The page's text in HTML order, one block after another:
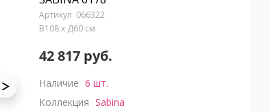
066322
В108 x Д60 см
42 817 руб.
Наличие 6 шт.
Коллекция Sabina